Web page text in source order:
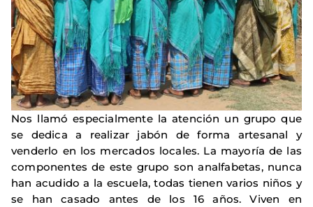
Nos llamó especialmente la atención un grupo que
se dedica a realizar jabón de forma artesanal y
venderlo en los mercados locales. La mayoría de las
componentes de este grupo son analfabetas, nunca
han acudido a la escuela, todas tienen varios niños y
se han casado antes de los 16 años. Viven en